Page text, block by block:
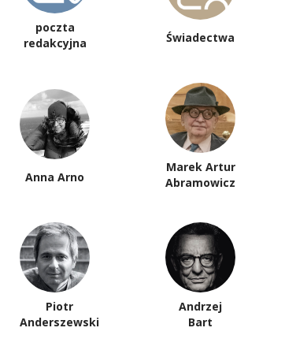
poczta
redakcyjna
Świadectwa
Anna Arno
Marek Artur
Abramowicz
Piotr
Anderszewski
Andrzej
Bart